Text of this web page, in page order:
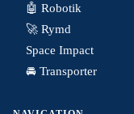
🤖 Robotik
🚀 Rymd
Space Impact
🚘 Transporter